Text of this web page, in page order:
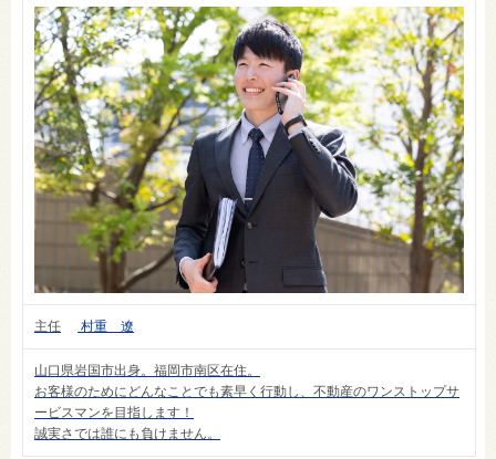
主任 村重 遼
山口県岩国市出身。福岡市南区在住。
お客様のためにどんなことでも素早く行動し、不動産のワンストップサ
ービスマンを目指します！
誠実さでは誰にも負けません。